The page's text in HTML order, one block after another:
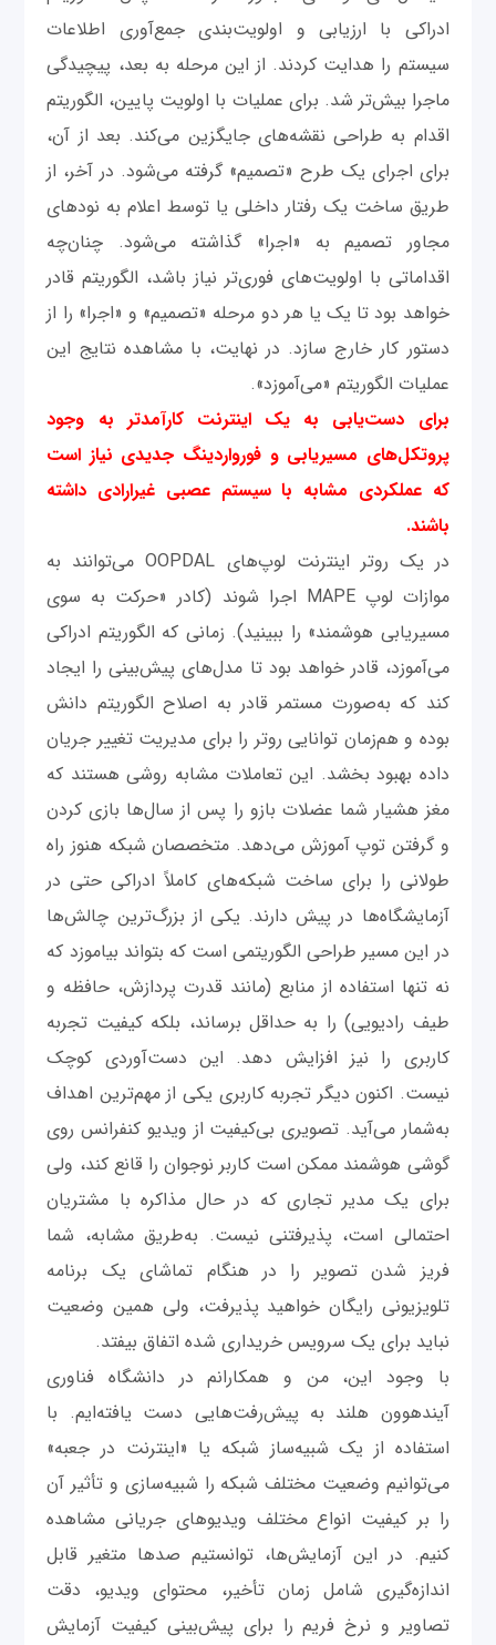
ادراکی با ارزیابی و اولویت‌بندی جمع‌آوری اطلاعات
سیستم را هدایت کردند. از این مرحله به‌ بعد، پیچیدگی
ماجرا بیش‌تر شد. برای عملیات با اولویت پایین، الگوریتم
اقدام به طراحی نقشه‌های جایگزین می‌کند. بعد از آن،
برای اجرای یک طرح «تصمیم» گرفته می‌شود. در آخر، از
طریق ساخت یک رفتار داخلی یا توسط اعلام به نودهای
مجاور تصمیم به «اجرا» گذاشته می‌شود. چنان‌چه
اقداماتی با اولویت‌های فوری‌تر نیاز باشد، الگوریتم قادر
خواهد بود تا یک یا هر دو مرحله «تصمیم» و «اجرا» را از
دستور کار خارج سازد. در نهایت، با مشاهده نتایج این
عملیات الگوریتم «می‌آموزد».
برای دست‌یابی به یک اینترنت کارآمدتر به وجود
پروتکل‌های مسیریابی و فورواردینگ جدیدی نیاز است
که عملکردی مشابه با سیستم عصبی غیرارادی داشته
باشند.
در یک روتر اینترنت لوپ‌های OOPDAL می‌توانند به
موازات لوپ MAPE اجرا شوند (کادر «حرکت به سوی
مسیریابی هوشمند» را ببینید). زمانی که الگوریتم ادراکی
می‌آموزد، قادر خواهد بود تا مدل‌های پیش‌بینی را ایجاد
کند که به‌صورت مستمر قادر به اصلاح الگوریتم دانش
بوده و هم‌زمان توانایی روتر را برای مدیریت تغییر جریان
داده بهبود بخشد. این تعاملات مشابه روشی هستند که
مغز هشیار شما عضلات بازو را پس از سال‌ها بازی کردن
و گرفتن توپ آموزش می‌دهد. متخصصان شبکه هنوز راه
طولانی را برای ساخت شبکه‌های کاملاً ادراکی حتی در
آزمایشگاه‌ها در پیش دارند. یکی از بزرگ‌ترین چالش‌ها
در این مسیر طراحی الگوریتمی است که بتواند بیاموزد که
نه تنها استفاده از منابع (مانند قدرت پردازش، حافظه و
طیف رادیویی) را به حداقل برساند، بلکه کیفیت تجربه
کاربری را نیز افزایش دهد. این دست‌آوردی کوچک
نیست. اکنون دیگر تجربه کاربری یکی از مهم‌ترین اهداف
به‌شمار می‌آید. تصویری بی‌کیفیت از ویدیو کنفرانس روی
گوشی هوشمند ممکن است کاربر نوجوان را قانع کند، ولی
برای یک مدیر تجاری که در حال مذاکره با مشتریان
احتمالی است، پذیرفتنی نیست. به‌طریق مشابه، شما
فریز شدن تصویر را در هنگام تماشای یک برنامه
تلویزیونی رایگان خواهید پذیرفت، ولی همین وضعیت
نباید برای یک سرویس خریداری شده اتفاق بیفتد.
با وجود این،‌ من و همکارانم در دانشگاه فناوری
آیندهوون هلند به پیش‌رفت‌هایی دست یافته‌ایم. با
استفاده از یک شبیه‌ساز شبکه یا «اینترنت در جعبه»
می‌توانیم وضعیت مختلف شبکه را شبیه‌سازی و تأثیر آن
را بر کیفیت انواع مختلف ویدیوهای جریانی مشاهده
کنیم. در این آزمایش‌ها، توانستیم صدها متغیر قابل
اندازه‌گیری شامل زمان تأخیر، محتوای ویدیو، دقت
تصاویر و نرخ فریم را برای پیش‌بینی کیفیت آزمایش